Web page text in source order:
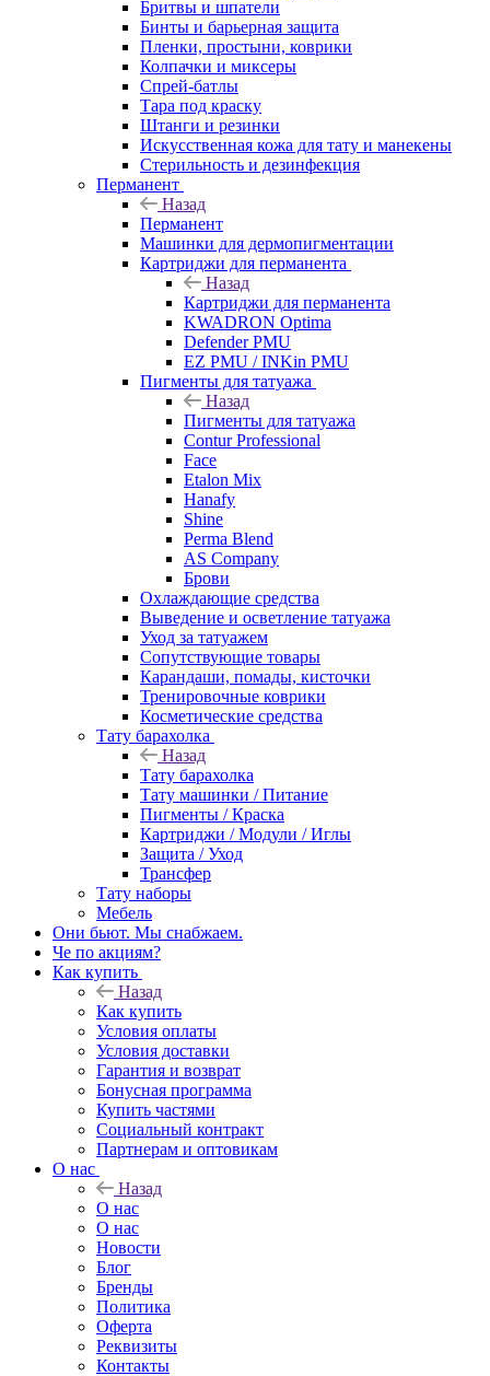
Бритвы и шпатели
Бинты и барьерная защита
Пленки, простыни, коврики
Колпачки и миксеры
Спрей-батлы
Тара под краску
Штанги и резинки
Искусственная кожа для тату и манекены
Стерильность и дезинфекция
Перманент
Назад
Перманент
Машинки для дермопигментации
Картриджи для перманента
Назад
Картриджи для перманента
KWADRON Optima
Defender PMU
EZ PMU / INKin PMU
Пигменты для татуажа
Назад
Пигменты для татуажа
Contur Professional
Face
Etalon Mix
Hanafy
Shine
Perma Blend
AS Company
Брови
Охлаждающие средства
Выведение и осветление татуажа
Уход за татуажем
Сопутствующие товары
Карандаши, помады, кисточки
Тренировочные коврики
Косметические средства
Тату барахолка
Назад
Тату барахолка
Тату машинки / Питание
Пигменты / Краска
Картриджи / Модули / Иглы
Защита / Уход
Трансфер
Тату наборы
Мебель
Они бьют. Мы снабжаем.
Че по акциям?
Как купить
Назад
Как купить
Условия оплаты
Условия доставки
Гарантия и возврат
Бонусная программа
Купить частями
Социальный контракт
Партнерам и оптовикам
О нас
Назад
О нас
О нас
Новости
Блог
Бренды
Политика
Оферта
Реквизиты
Контакты